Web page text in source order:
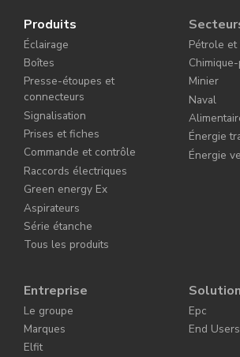
Produits
Éclairage
Boîtes
Presse-étoupes et
connecteurs
Signalisation
Prises et fiches
Commande et contrôle
Raccords électriques
Green energy Ex
Aspirateurs
Série étanche
Tous les produits
Pétrole et
Minier
Naval
Énergie
Énergie
Entreprise
Le groupe
Marques
Elfit
Epc
End Users